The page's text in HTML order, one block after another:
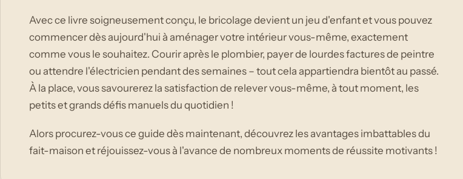
Avec ce livre soigneusement conçu, le bricolage devient un jeu d'enfant et vous pouvez
commencer dès aujourd'hui à aménager votre intérieur vous-même, exactement
comme vous le souhaitez. Courir après le plombier, payer de lourdes factures de peintre
ou attendre l'électricien pendant des semaines – tout cela appartiendra bientôt au passé.
À la place, vous savourerez la satisfaction de relever vous-même, à tout moment, les
petits et grands défis manuels du quotidien !
Alors procurez-vous ce guide dès maintenant, découvrez les avantages imbattables du
fait-maison et réjouissez-vous à l'avance de nombreux moments de réussite motivants !